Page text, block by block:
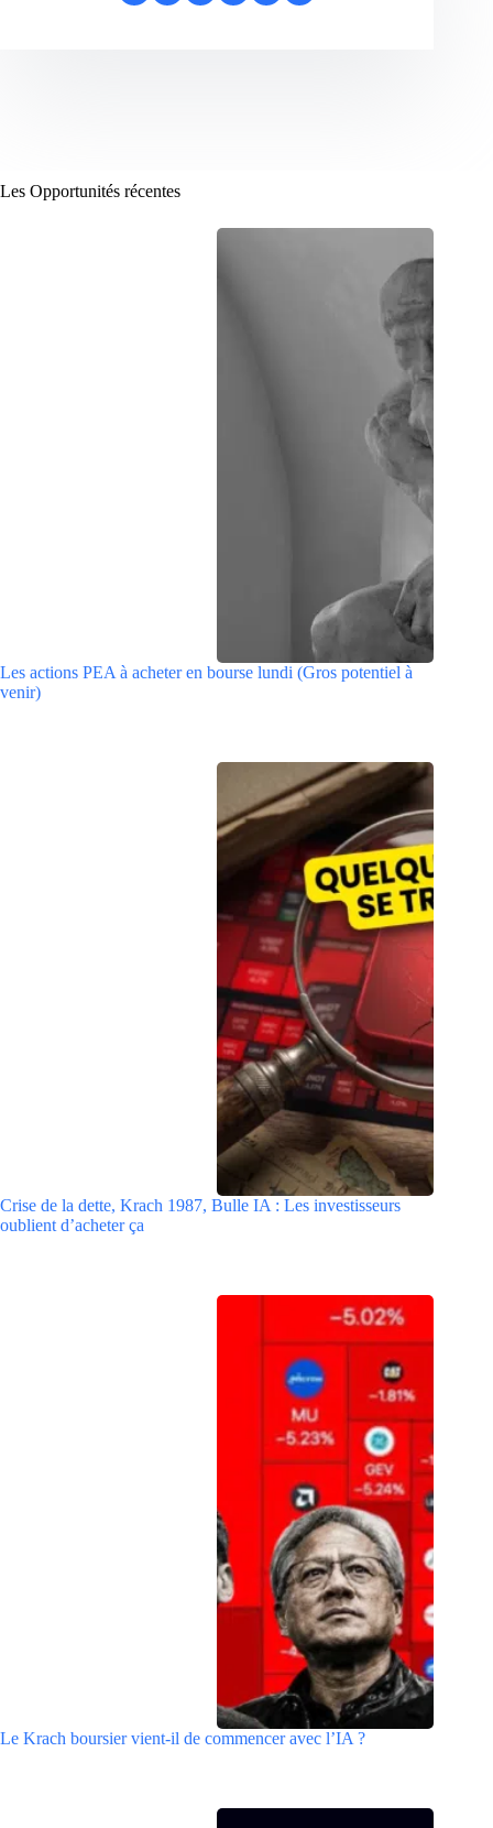
Les Opportunités récentes
Les actions PEA à acheter en bourse lundi (Gros potentiel à
venir)
Crise de la dette, Krach 1987, Bulle IA : Les investisseurs
oublient d’acheter ça
Le Krach boursier vient-il de commencer avec l’IA ?